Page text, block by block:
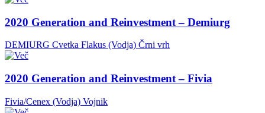
2020 Generation and Reinvestment – Demiurg
DEMIURG Cvetka Flakus (Vodja) Črni vrh
2020 Generation and Reinvestment – Fivia
Fivia/Cenex (Vodja) Vojnik